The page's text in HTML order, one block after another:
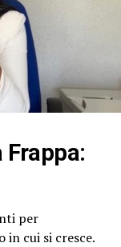
per
cui si cresce.